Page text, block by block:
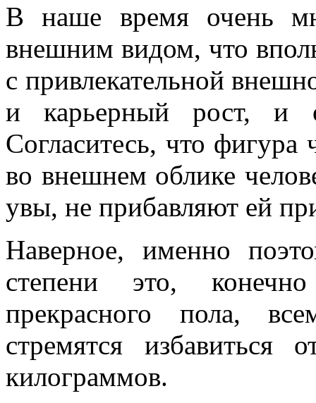
В наше время очень
внешним видом, что
с привлекательной
и карьерный рост, и
Согласитесь, что фигура
во внешнем облике
увы, не прибавляют ей
Наверное, именно
степени это, конечно
прекрасного пола,
стремятся
килограммов.